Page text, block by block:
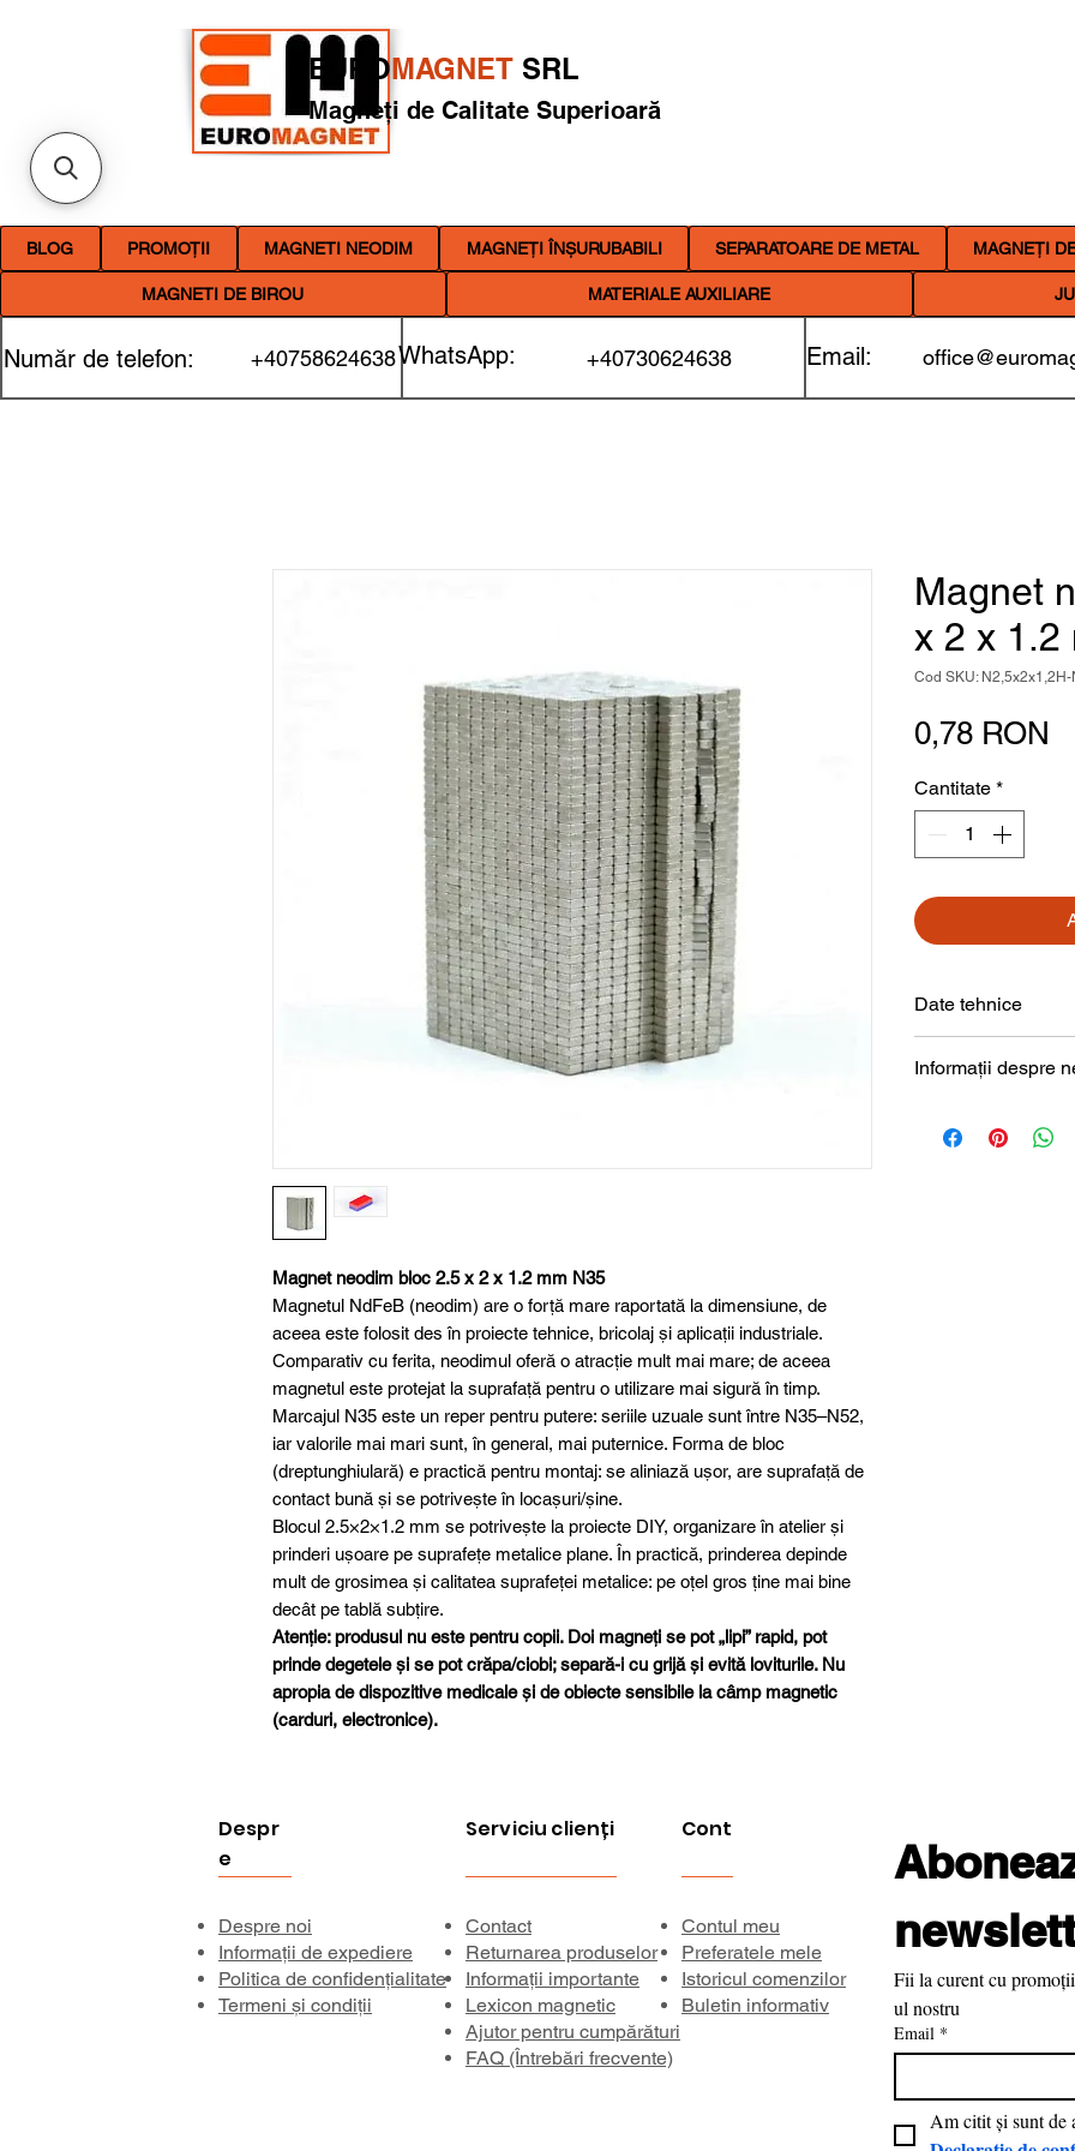
EUROMAGNET SRL
Magneți de Calitate Superioară
BLOG PROMOȚII MAGNETI NEODIM MAGNEȚI ÎNȘURUBABILI SEPARATOARE DE METAL MAGNEȚI
MAGNETI DE BIROU MATERIALE AUXILIARE
Număr de telefon: +40758624638WhatsApp: +40730624638 Email:
Magnet neodim bloc 2.5 x 2 x 1.2 mm N35
Magnetul NdFeB (neodim) are o forță mare raportată la dimensiune, de
aceea este folosit des în proiecte tehnice, bricolaj și aplicații industriale.
Comparativ cu ferita, neodimul oferă o atracție mult mai mare; de aceea
magnetul este protejat la suprafață pentru o utilizare mai sigură în timp.
Marcajul N35 este un reper pentru putere: seriile uzuale sunt între N35–N52,
iar valorile mai mari sunt, în general, mai puternice. Forma de bloc
(dreptunghiulară) e practică pentru montaj: se aliniază ușor, are suprafață de
contact bună și se potrivește în locașuri/șine.
Blocul 2.5×2×1.2 mm se potrivește la proiecte DIY, organizare în atelier și
prinderi ușoare pe suprafețe metalice plane. În practică, prinderea depinde
mult de grosimea și calitatea suprafeței metalice: pe oțel gros ține mai bine
decât pe tablă subțire.
Atenție: produsul nu este pentru copii. Doi magneți se pot „lipi” rapid, pot
prinde degetele și se pot crăpa/ciobi; separă-i cu grijă și evită loviturile. Nu
apropia de dispozitive medicale și de obiecte sensibile la câmp magnetic
(carduri, electronice).
Magnet
x 2 x 1.2
Cod SKU: N2,5x2x1,2H-
0,78 RON
Cantitate *
Date tehnice
Formă
Coercivitate bHc
Coercivitate
Produs energetic
maxim BHmax
Informații despre
Despr
e
Despre noi
Informații de expediere
Politica de confidențialitate
Termeni și condiții
Serviciu clienți
Contact
Returnarea produselor
Informații importante
Lexicon magnetic
Ajutor pentru cumpărături
FAQ (Întrebări frecvente)
Cont
Contul meu
Preferatele mele
Istoricul comenzilor
Buletin informativ
Fii la curent cu
ul nostru
Email *